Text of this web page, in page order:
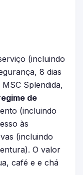
(incluindo
8 dias
Splendida,
de
(incluindo
às
(incluindo
O valor
café e e chá